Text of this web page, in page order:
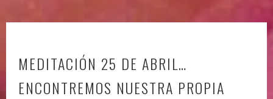
MEDITACIÓN 25 DE ABRIL…
ENCONTREMOS NUESTRA PROPIA